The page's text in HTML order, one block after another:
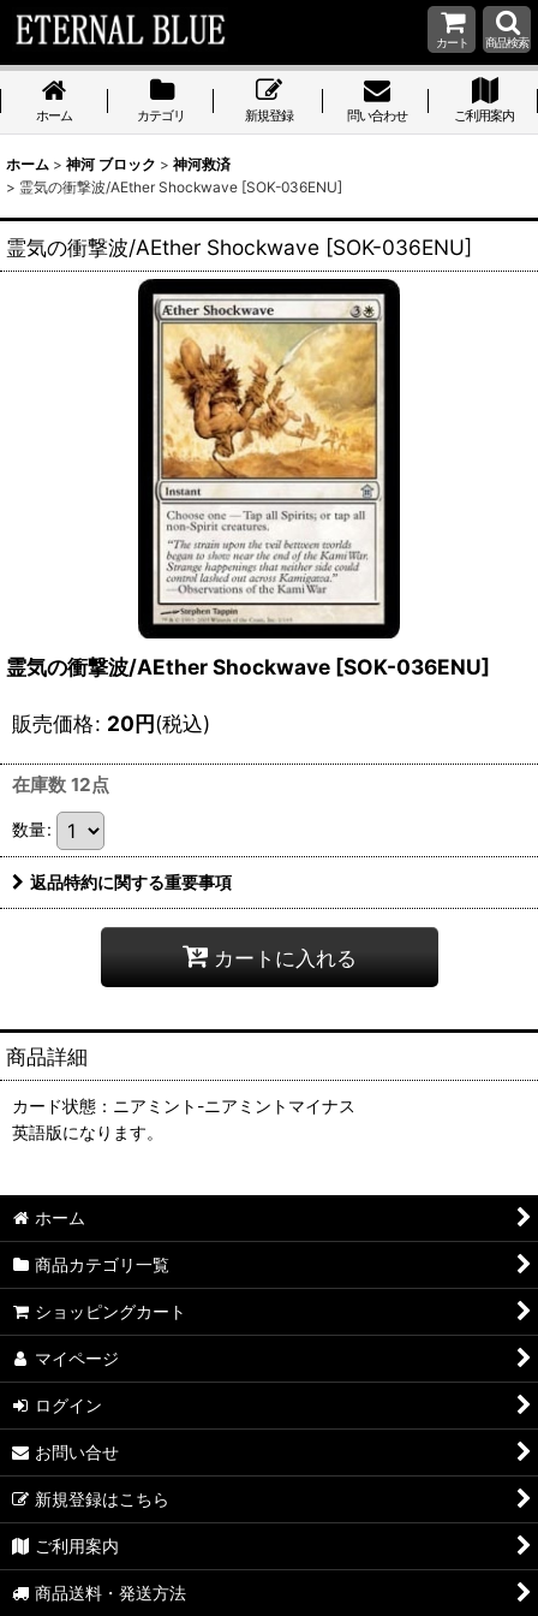
カート 商品検索
ホーム カテゴリ 新規登録 問い合わせ ご利用案内
ホーム > 神河 ブロック > 神河救済
> 霊気の衝撃波/AEther Shockwave [SOK-036ENU]
霊気の衝撃波/AEther Shockwave [SOK-036ENU]
霊気の衝撃波/AEther Shockwave [SOK-036ENU]
販売価格: 20円(税込)
在庫数 12点
数量:
返品特約に関する重要事項
カートに入れる
商品詳細
カード状態：ニアミント-ニアミントマイナス
英語版になります。
ホーム
商品カテゴリ一覧
ショッピングカート
マイページ
ログイン
お問い合せ
新規登録はこちら
ご利用案内
商品送料・発送方法